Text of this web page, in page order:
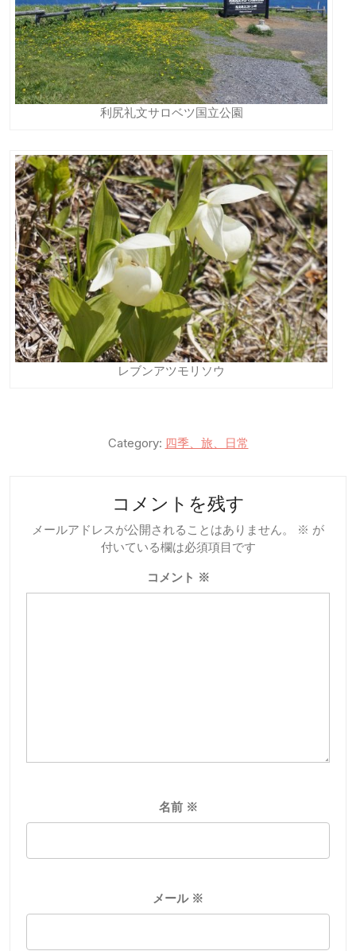
利尻礼文サロベツ国立公園
レブンアツモリソウ
Category: 四季、旅、日常
コメントを残す
メールアドレスが公開されることはありません。 ※ が
付いている欄は必須項目です
コメント ※
名前 ※
メール ※